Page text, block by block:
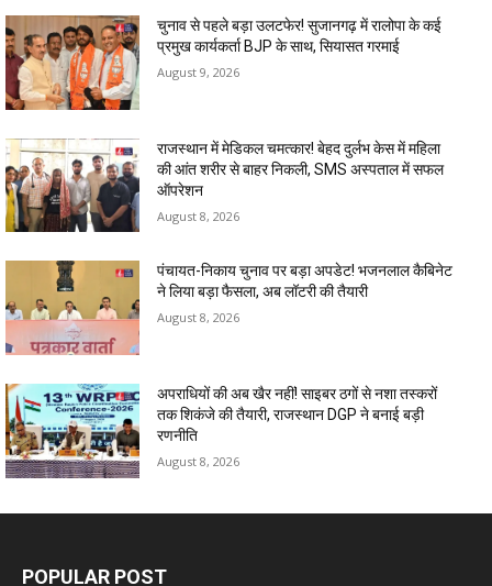
चुनाव से पहले बड़ा उलटफेर! सुजानगढ़ में रालोपा के कई
प्रमुख कार्यकर्ता BJP के साथ, सियासत गरमाई
August 9, 2026
राजस्थान में मेडिकल चमत्कार! बेहद दुर्लभ केस में महिला
की आंत शरीर से बाहर निकली, SMS अस्पताल में सफल
ऑपरेशन
August 8, 2026
पंचायत-निकाय चुनाव पर बड़ा अपडेट! भजनलाल कैबिनेट
ने लिया बड़ा फैसला, अब लॉटरी की तैयारी
August 8, 2026
अपराधियों की अब खैर नहीं! साइबर ठगों से नशा तस्करों
तक शिकंजे की तैयारी, राजस्थान DGP ने बनाई बड़ी
रणनीति
August 8, 2026
POPULAR POST